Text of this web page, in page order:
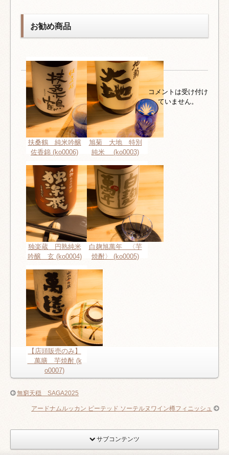
お勧め商品
扶桑鶴 純米吟醸
佐香錦 (ko0006)
旭菊 大地 特別
純米 (ko0003)
独楽蔵 円熟純米
吟醸 玄 (ko0004)
白麹旭萬年 〈芋
焼酎〉 (ko0005)
【店頭販売のみ】
萬膳 芋焼酎 (k
o0007)
コメントは受け付け
ていません。
無窮天穏 SAGA2025
アードナムルッカン ピーテッド ソーテルヌワイン樽フィニッシュ
サブコンテンツ